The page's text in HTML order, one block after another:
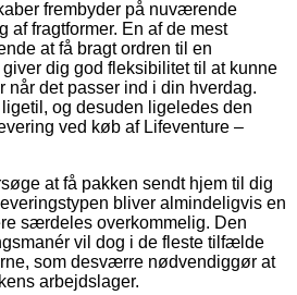
frembyder på nuværende
af fragtformer. En af de mest
at få bragt ordren til en
dig god fleksibilitet til at kunne
når det passer ind i din hverdag.
og desuden ligeledes den
ved køb af Lifeventure –
at få pakken sendt hjem til dig
bliver almindeligvis en
særdeles overkommelig. Den
vil dog i de fleste tilfælde
som desværre nødvendiggør at
arbejdslager.